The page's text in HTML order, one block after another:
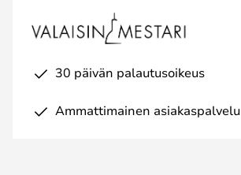
30 päivän palautusoikeus
Ammattimainen asiakaspalvelu